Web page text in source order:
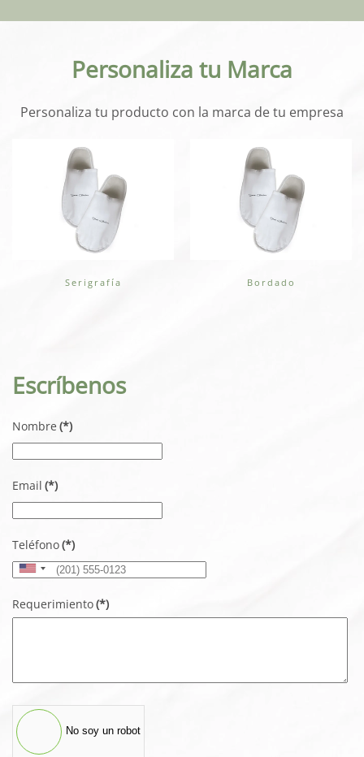
Personaliza tu Marca
Personaliza tu producto con la marca de tu empresa
Serigrafía Bordado
Escríbenos
Nombre (*)
Email (*)
Teléfono(*)
United
States
+1
Requerimiento(*)
No soy un robot